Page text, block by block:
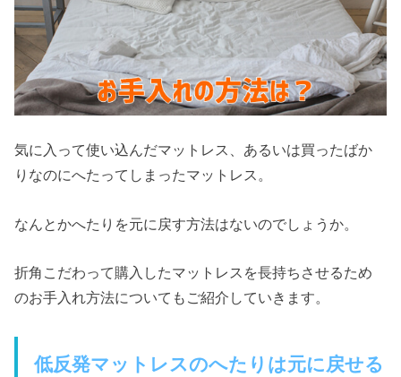
気に入って使い込んだマットレス、あるいは買ったばか
りなのにへたってしまったマットレス。
なんとかへたりを元に戻す方法はないのでしょうか。
折角こだわって購入したマットレスを長持ちさせるため
のお手入れ方法についてもご紹介していきます。
低反発マットレスのへたりは元に戻せる